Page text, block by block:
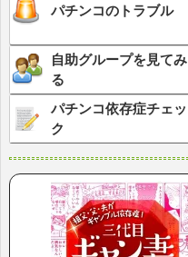
パチンコのトラブル
自助グループを見てみ
る
パチンコ依存症チェッ
ク